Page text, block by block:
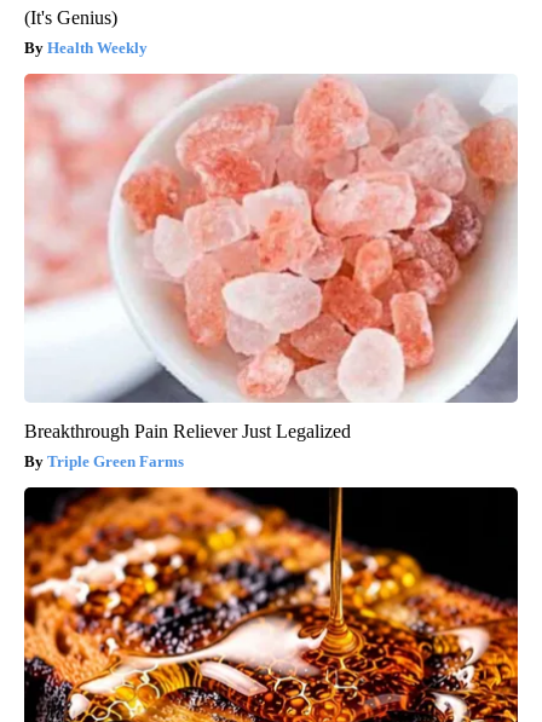
(It's Genius)
Health Weekly
Breakthrough Pain Reliever Just Legalized
Triple Green Farms